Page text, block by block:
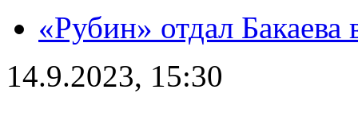
«Рубин» отдал
14.9.2023, 15:30